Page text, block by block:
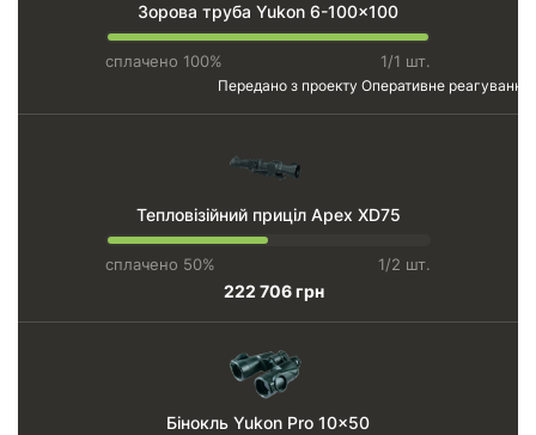
Зорова труба Yukon 6-100x100
сплачено 100%
1/1 шт.
Передано з проекту Оперативне реагування
Тепловізійний приціл Apex XD75
сплачено 50% 1/2 шт.
222 706 грн
Бінокль Yukon Pro 10x50